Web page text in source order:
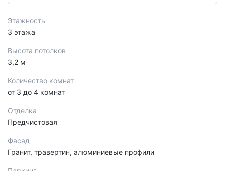
Этажность
3 этажа
Высота потолков
3,2 м
Количество комнат
от 3 до 4 комнат
Отделка
Предчистовая
Фасад
Гранит, травертин, алюминиевые профили